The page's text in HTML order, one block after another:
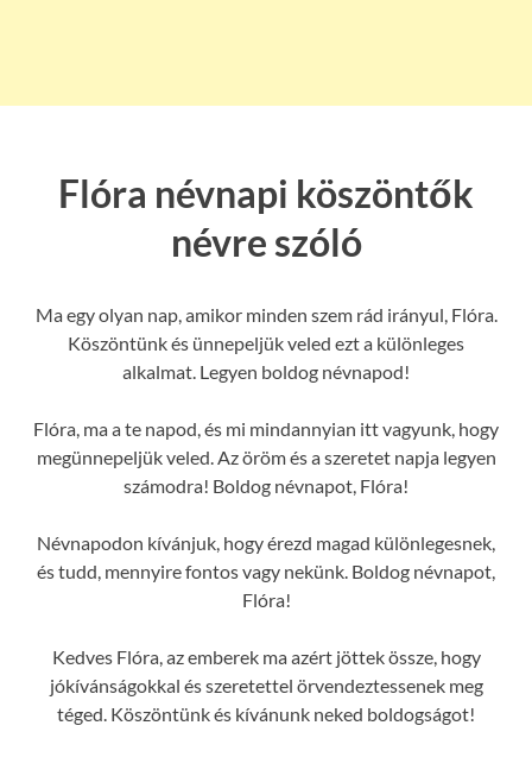
Flóra névnapi köszöntők
névre szóló
Ma egy olyan nap, amikor minden szem rád irányul, Flóra.
Köszöntünk és ünnepeljük veled ezt a különleges
alkalmat. Legyen boldog névnapod!
Flóra, ma a te napod, és mi mindannyian itt vagyunk, hogy
megünnepeljük veled. Az öröm és a szeretet napja legyen
számodra! Boldog névnapot, Flóra!
Névnapodon kívánjuk, hogy érezd magad különlegesnek,
és tudd, mennyire fontos vagy nekünk. Boldog névnapot,
Flóra!
Kedves Flóra, az emberek ma azért jöttek össze, hogy
jókívánságokkal és szeretettel örvendeztessenek meg
téged. Köszöntünk és kívánunk neked boldogságot!